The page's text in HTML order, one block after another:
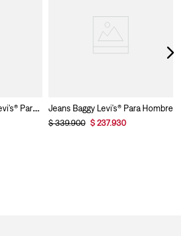
Jeans 505® Regular Levi’s® Para Hombre Jeans Baggy Levi’s® Para Hombre
$339.900 $237.930